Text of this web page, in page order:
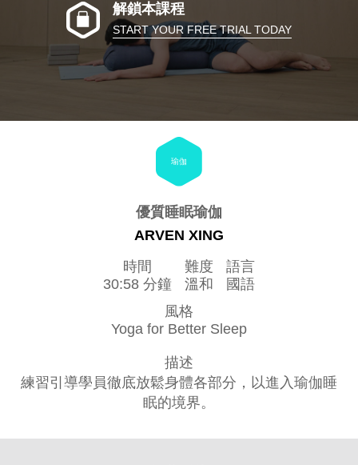
解鎖本課程
START YOUR FREE TRIAL TODAY
瑜伽
優質睡眠瑜伽
ARVEN XING
時間
30:58 分鐘
難度
溫和
語言
國語
風格
Yoga for Better Sleep
描述
練習引導學員徹底放鬆身體各部分，以進入瑜伽睡
眠的境界。